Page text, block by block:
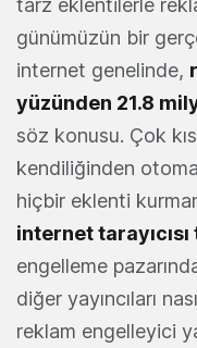
tarz eklentilerle
günümüzün bir
internet genelinde,
yüzünden 21.8
söz konusu. Çok
kendiliğinden
hiçbir eklenti
internet tarayıcısı
engelleme
diğer yayıncıları
reklam engelleyici